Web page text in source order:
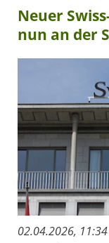
Neuer
nun an der
02.04.2026,